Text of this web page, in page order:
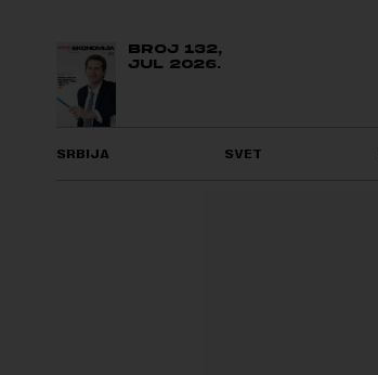
BROJ 132,
JUL 2026.
SRBIJA SVET